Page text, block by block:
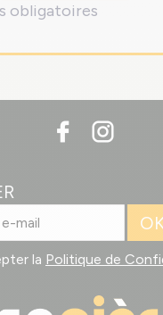
obligatoires
la Politique de